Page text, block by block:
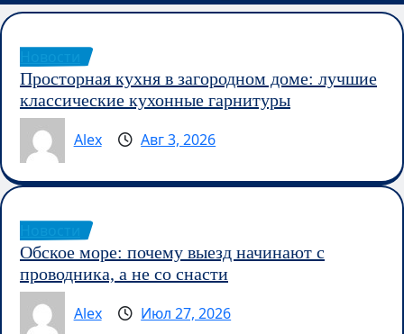
Просторная кухня в загородном доме: лучшие
классические кухонные гарнитуры
Alex
Авг 3, 2026
Обское море: почему выезд начинают с
проводника, а не со снасти
Alex
Июл 27, 2026